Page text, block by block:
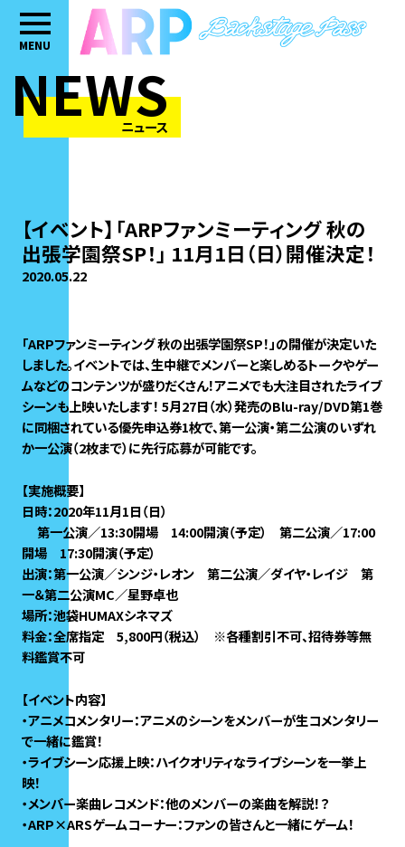
MENU
NEWS
ニュース
【イベント】「ARPファンミーティング 秋の
出張学園祭SP！」 11月1日（日）開催決定！
2020.05.22
「ARPファンミーティング 秋の出張学園祭SP！」の開催が決定いた
しました。イベントでは、生中継でメンバーと楽しめるトークやゲー
ムなどのコンテンツが盛りだくさん！アニメでも大注目されたライブ
シーンも上映いたします！ 5月27日（水）発売のBlu-ray/DVD第1巻
に同梱されている優先申込券1枚で、第一公演・第二公演のいずれ
か一公演（2枚まで）に先行応募が可能です。
【実施概要】
日時：2020年11月1日（日）
第一公演／13:30開場 14:00開演（予定） 第二公演／17:00
開場 17:30開演（予定）
出演：第一公演／シンジ・レオン 第二公演／ダイヤ・レイジ 第
一＆第二公演MC／星野卓也
場所：池袋HUMAXシネマズ
料金：全席指定 5,800円（税込） ※各種割引不可、招待券等無
料鑑賞不可
【イベント内容】
・アニメコメンタリー：アニメのシーンをメンバーが生コメンタリー
で一緒に鑑賞！
・ライブシーン応援上映：ハイクオリティなライブシーンを一挙上
映！
・メンバー楽曲レコメンド：他のメンバーの楽曲を解説！？
・ARP×ARSゲームコーナー：ファンの皆さんと一緒にゲーム！